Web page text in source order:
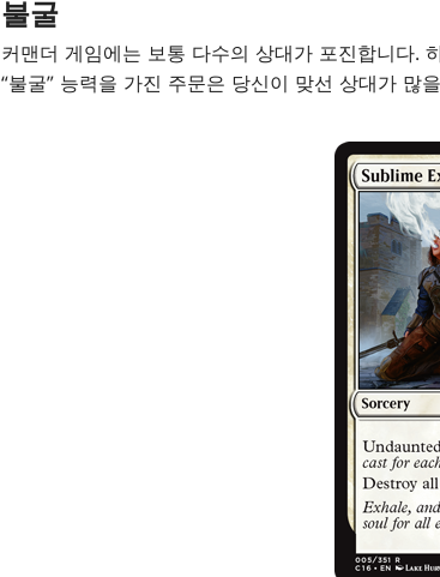
불굴
커맨더 게임에는 보통 다수의 상대가 포진합니다.
“불굴” 능력을 가진 주문은 당신이 맞선 상대가 많